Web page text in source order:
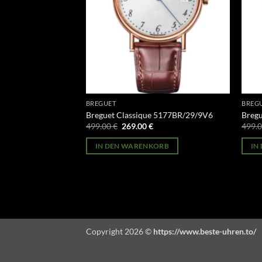
BREGUET
Breguet Classique 5177BR/29/9V6
499.00€ Ursprünglicher
war:
499.00 €
269.00€Aktueller
ist:
269.00 €.
IN DEN WARENKORB IN
Copyright 2026 © https://www.beste-uhren.to/